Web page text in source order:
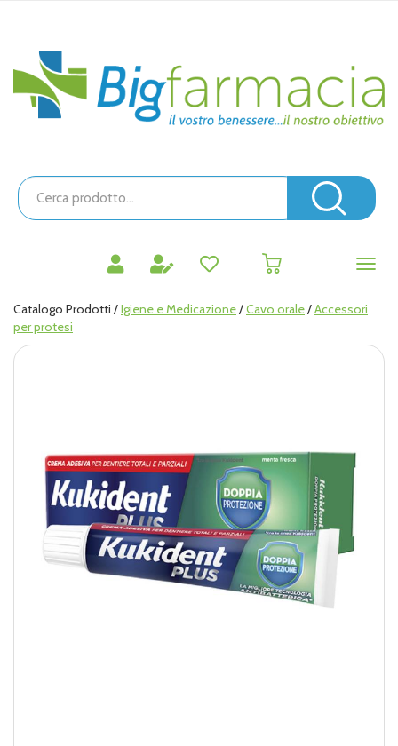
principaleBigfarmacia
Cerca
Prodotto
Catalogo Prodotti /Igiene e Medicazione/Cavo orale/Accessori
per protesi